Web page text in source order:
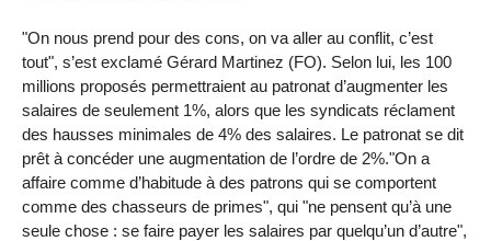
"On nous prend pour des cons, on va aller au conflit, c’est
tout", s’est exclamé Gérard Martinez (FO). Selon lui, les 100
millions proposés permettraient au patronat d’augmenter les
salaires de seulement 1%, alors que les syndicats réclament
des hausses minimales de 4% des salaires. Le patronat se dit
prêt à concéder une augmentation de l’ordre de 2%."On a
affaire comme d’habitude à des patrons qui se comportent
comme des chasseurs de primes", qui "ne pensent qu’à une
seule chose : se faire payer les salaires par quelqu’un d’autre",